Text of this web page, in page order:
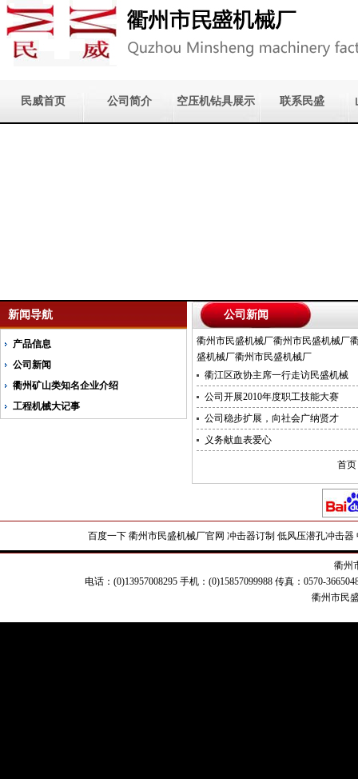
民威首页 公司简介 空压机钻具展示 联系民盛
新闻导航
产品信息
公司新闻
衢州矿山类知名企业介绍
工程机械大记事
公司新闻
衢州市民盛机械厂衢州市民盛机械厂
盛机械厂衢州市民盛机械厂
衢江区政协主席一行走访民盛机械
公司开展2010年度职工技能大赛
公司稳步扩展，向社会广纳贤才
义务献血表爱心
首
百度一下 衢州市民盛机械厂官网 冲击器订制 低风压潜孔冲击器
衢州
电话：(0)13957008295 手机：(0)15857099988 传真：0570-
衢州市民